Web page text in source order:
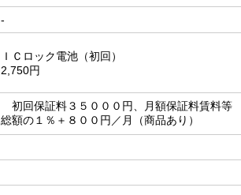
-
ＩＣロック電池（初回）
2,750円
初回保証料３５０００円、月額保証料賃料等
総額の１％＋８００円／月（商品あり）